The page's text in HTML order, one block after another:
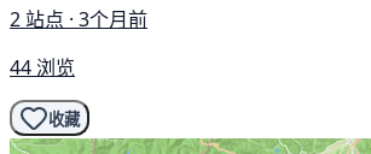
2 站点 · 3个月前
44 浏览
收藏